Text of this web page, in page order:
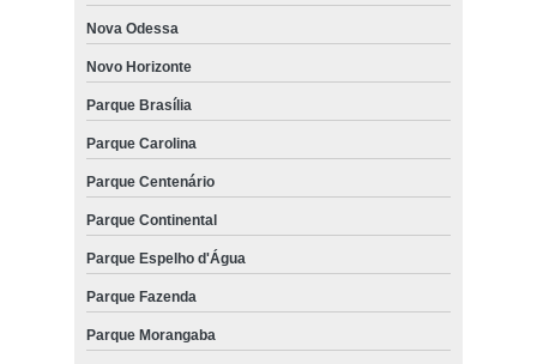
Nova Odessa
Novo Horizonte
Parque Brasília
Parque Carolina
Parque Centenário
Parque Continental
Parque Espelho d'Água
Parque Fazenda
Parque Morangaba